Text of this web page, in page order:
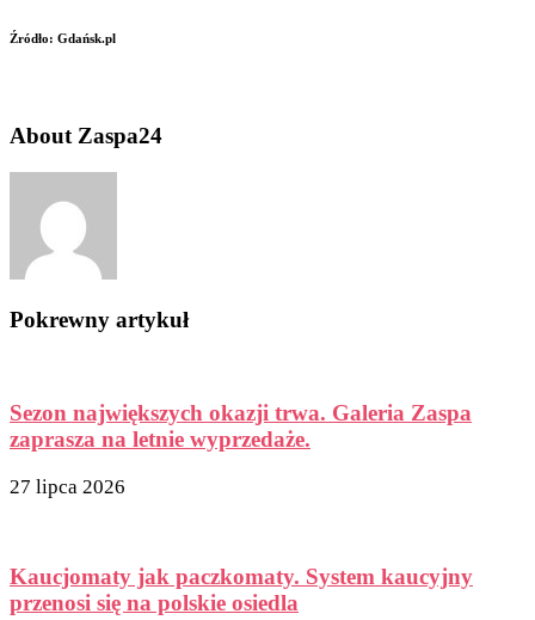
Źródło: Gdańsk.pl
About Zaspa24
Pokrewny artykuł
Sezon największych okazji trwa. Galeria Zaspa
zaprasza na letnie wyprzedaże.
27 lipca 2026
Kaucjomaty jak paczkomaty. System kaucyjny
przenosi się na polskie osiedla